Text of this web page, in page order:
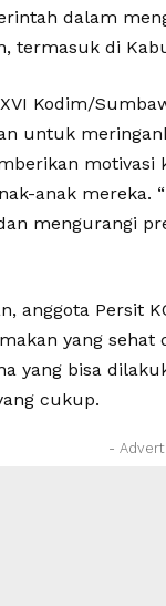
dalam
termasuk di
Kodim/
untuk
anak
mengurangi
anggota Persit
yang
yang bisa
cukup.
-